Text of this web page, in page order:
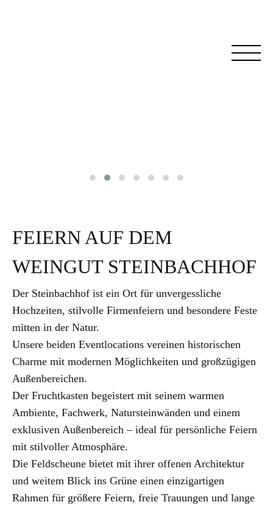
FEIERN AUF DEM
WEINGUT STEINBACHHOF
Der Steinbachhof ist ein Ort für unvergessliche
Hochzeiten, stilvolle Firmenfeiern und besondere Feste
mitten in der Natur.
Unsere beiden Eventlocations vereinen historischen
Charme mit modernen Möglichkeiten und großzügigen
Außenbereichen.
Der Fruchtkasten begeistert mit seinem warmen
Ambiente, Fachwerk, Natursteinwänden und einem
exklusiven Außenbereich – ideal für persönliche Feiern
mit stilvoller Atmosphäre.
Die Feldscheune bietet mit ihrer offenen Architektur
und weitem Blick ins Grüne einen einzigartigen
Rahmen für größere Feiern, freie Trauungen und lange